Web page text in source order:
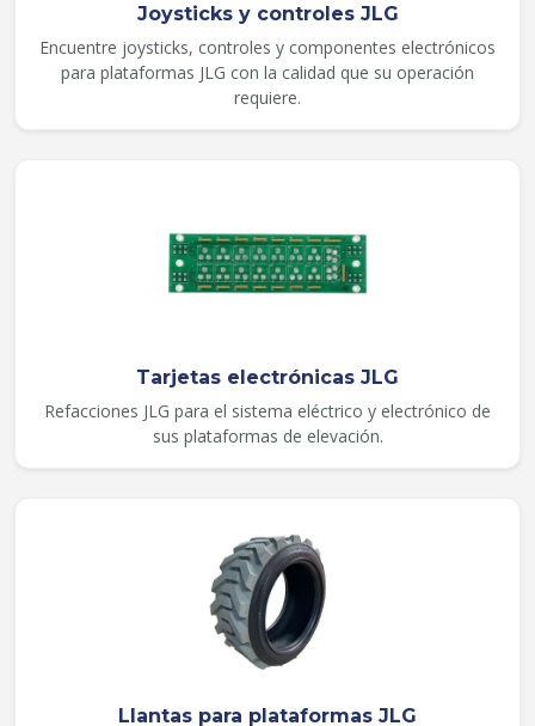
Joysticks y controles JLG
Encuentre joysticks, controles y componentes electrónicos
para plataformas JLG con la calidad que su operación
requiere.
Tarjetas electrónicas JLG
Refacciones JLG para el sistema eléctrico y electrónico de
sus plataformas de elevación.
Llantas para plataformas JLG